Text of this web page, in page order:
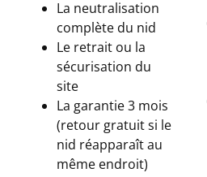
La neutralisation
complète du nid
Le retrait ou la
sécurisation du
site
La garantie 3 mois
(retour gratuit si le
nid réapparaît au
même endroit)